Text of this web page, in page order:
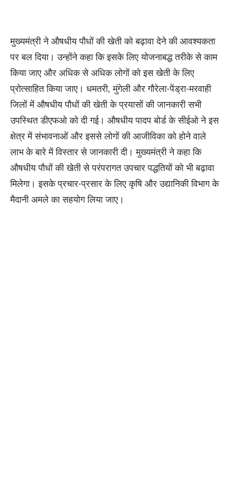
मुख्यमंत्री ने औषधीय पौधों की खेती को बढ़ावा देने की आवश्यकता
पर बल दिया। उन्होंने कहा कि इसके लिए योजनाबद्ध तरीके से काम
किया जाए और अधिक से अधिक लोगों को इस खेती के लिए
प्रोत्साहित किया जाए। धमतरी, मुंगेली और गौरेला-पेंड्रा-मरवाही
जिलों में औषधीय पौधों की खेती के प्रयासों की जानकारी सभी
उपस्थित डीएफओ को दी गई। औषधीय पादप बोर्ड के सीईओ ने इस
क्षेत्र में संभावनाओं और इससे लोगों की आजीविका को होने वाले
लाभ के बारे में विस्तार से जानकारी दी। मुख्यमंत्री ने कहा कि
औषधीय पौधों की खेती से परंपरागत उपचार पद्धतियों को भी बढ़ावा
मिलेगा। इसके प्रचार-प्रसार के लिए कृषि और उद्यानिकी विभाग के
मैदानी अमले का सहयोग लिया जाए।